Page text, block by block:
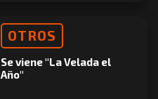
OTROS
Se viene "La Velada el
Año"